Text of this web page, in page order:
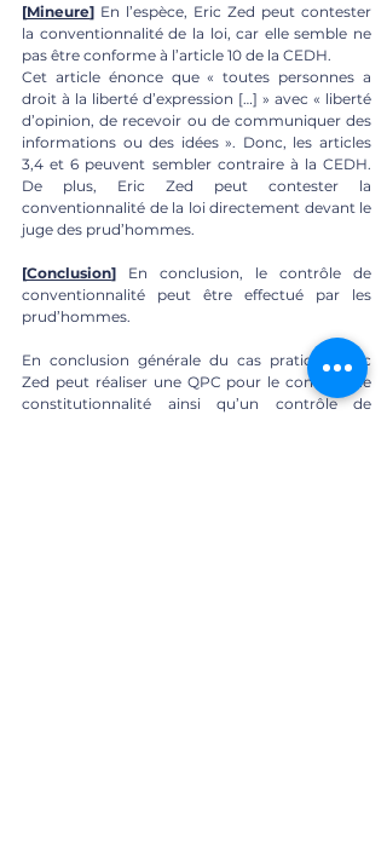
[Mineure] En l’espèce, Eric Zed peut contester
la conventionnalité de la loi, car elle semble ne
pas être conforme à l’article 10 de la CEDH.
Cet article énonce que « toutes personnes a
droit à la liberté d’expression […] » avec « liberté
d’opinion, de recevoir ou de communiquer des
informations ou des idées ». Donc, les articles
3,4 et 6 peuvent sembler contraire à la CEDH.
De plus, Eric Zed peut contester la
conventionnalité de la loi directement devant le
juge des prud’hommes.
[Conclusion] En conclusion, le contrôle de
conventionnalité peut être effectué par les
prud’hommes.
En conclusion générale du cas pratique, Eric
Zed peut réaliser une QPC pour le contrôle de
constitutionnalité ainsi qu’un contrôle de